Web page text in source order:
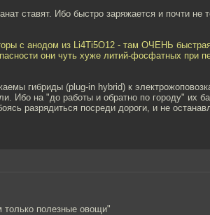
ставят. Ибо быстро заряжается и почти не
с анодом из Li4Ti5O12 - там ОЧЕНЬ
они чуть хуже литий-фосфатных при
гибриды (plug-in hybrid) к
Ибо на "до работы и обратно по городу" их
разрядиться посреди дороги, и не
полезные овощи"